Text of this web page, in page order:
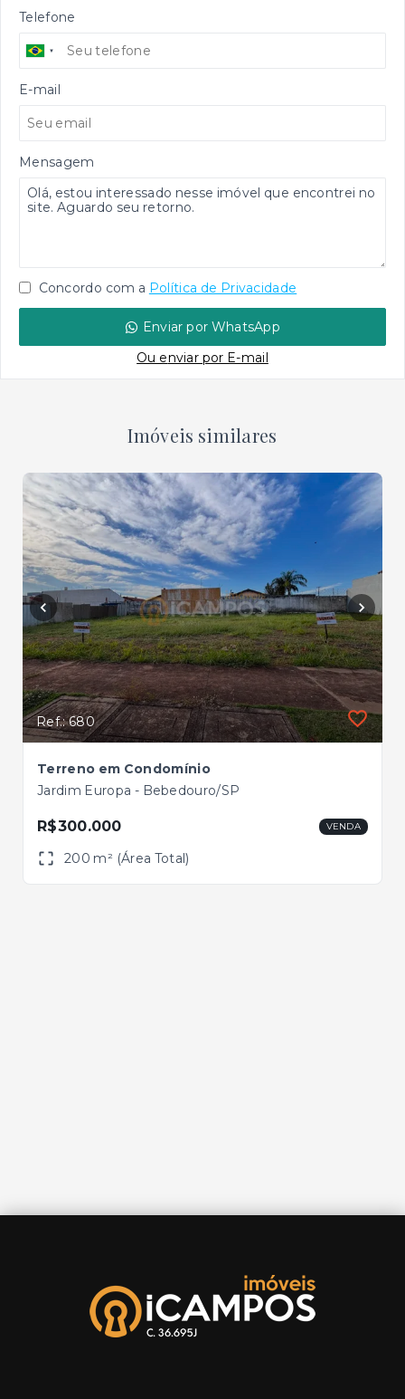
Telefone
E-mail
Mensagem
Concordo com a Política de Privacidade
Enviar por WhatsApp
Ou enviar por E-mail
Imóveis similares
Ref.: 680
Terreno em Condomínio
Jardim Europa - Bebedouro/SP
R$300.000 VENDA
200 m² (Área Total)